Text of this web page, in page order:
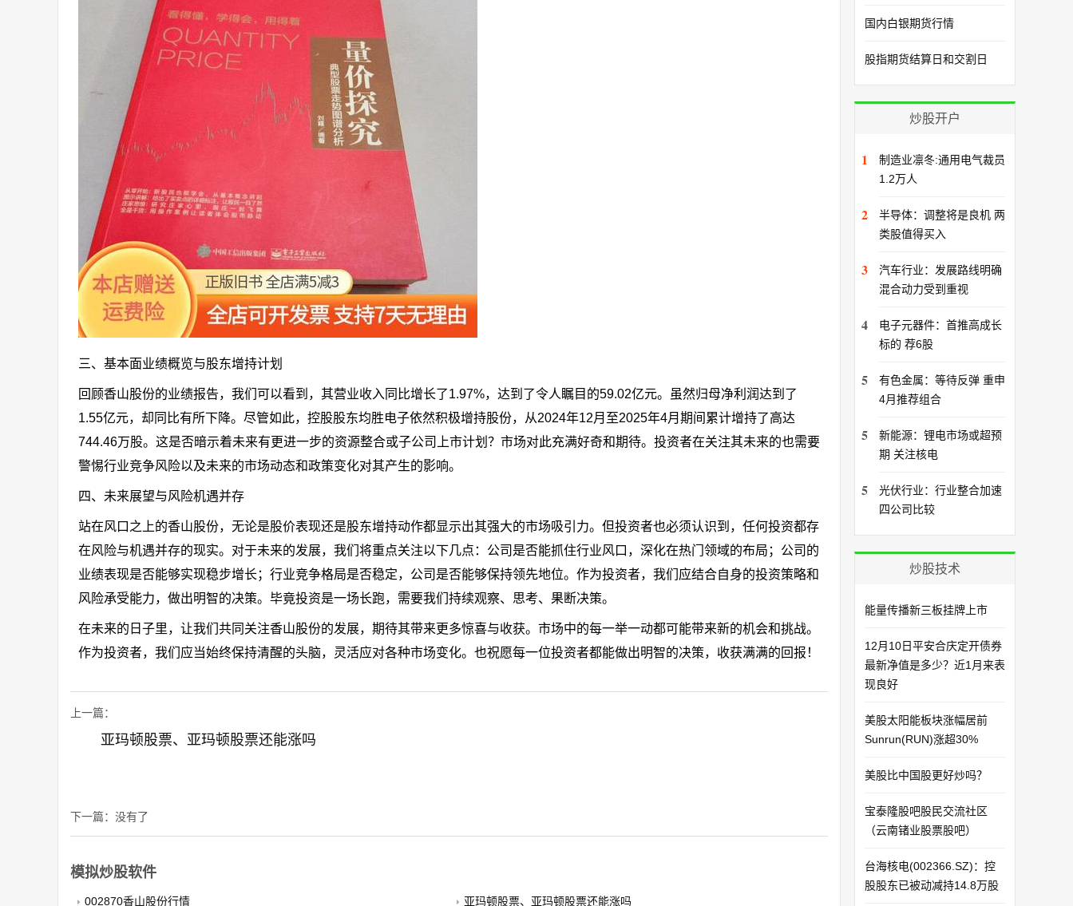
三、基本面业绩概览与股东增持计划
回顾香山股份的业绩报告，我们可以看到，其营业收入同比增长了1.97%，达到了令人瞩目的59.02亿元。虽然归母净利润达到了
1.55亿元，却同比有所下降。尽管如此，控股股东均胜电子依然积极增持股份，从2024年12月至2025年4月期间累计增持了高达
744.46万股。这是否暗示着未来有更进一步的资源整合或子公司上市计划？市场对此充满好奇和期待。投资者在关注其未来的也需要
警惕行业竞争风险以及未来的市场动态和政策变化对其产生的影响。
四、未来展望与风险机遇并存
站在风口之上的香山股份，无论是股价表现还是股东增持动作都显示出其强大的市场吸引力。但投资者也必须认识到，任何投资都存
在风险与机遇并存的现实。对于未来的发展，我们将重点关注以下几点：公司是否能抓住行业风口，深化在热门领域的布局；公司的
业绩表现是否能够实现稳步增长；行业竞争格局是否稳定，公司是否能够保持领先地位。作为投资者，我们应结合自身的投资策略和
风险承受能力，做出明智的决策。毕竟投资是一场长跑，需要我们持续观察、思考、果断决策。
在未来的日子里，让我们共同关注香山股份的发展，期待其带来更多惊喜与收获。市场中的每一举一动都可能带来新的机会和挑战。
作为投资者，我们应当始终保持清醒的头脑，灵活应对各种市场变化。也祝愿每一位投资者都能做出明智的决策，收获满满的回报！
上一篇：
亚玛顿股票、亚玛顿股票还能涨吗
下一篇：没有了
模拟炒股软件
002870香山股份行情 亚玛顿股票、亚玛顿股票还能涨吗
国内白银期货行情
股指期货结算日和交割日
炒股开户
1
制造业凛冬:通用电气裁员
1.2万人
2
半导体：调整将是良机 两
类股值得买入
3
汽车行业：发展路线明确
混合动力受到重视
4
电子元器件：首推高成长
标的 荐6股
5
有色金属：等待反弹 重申
4月推荐组合
5
新能源：锂电市场或超预
期 关注核电
5
光伏行业：行业整合加速
四公司比较
炒股技术
能量传播新三板挂牌上市
12月10日平安合庆定开债券
最新净值是多少？近1月来表
现良好
美股太阳能板块涨幅居前
Sunrun(RUN)涨超30%
美股比中国股更好炒吗？
宝泰隆股吧股民交流社区
（云南锗业股票股吧）
台海核电(002366.SZ)：控
股股东已被动减持14.8万股